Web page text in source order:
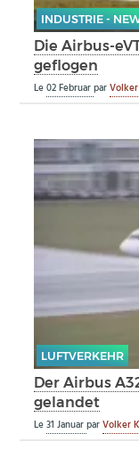
INDUSTRIE -
Die Airbus-
geflogen
Le02 Februarpar
LUFTVERKEHR
Der Airbus
gelandet
Le31 JanuarparVolker